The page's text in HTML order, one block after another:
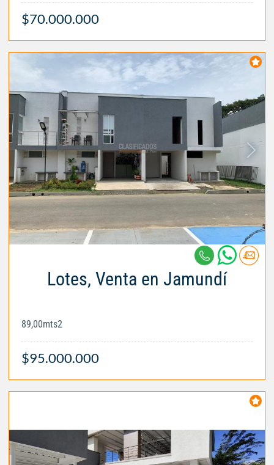
$70.000.000
Lotes, Venta en Jamundí
89,00mts2
$95.000.000